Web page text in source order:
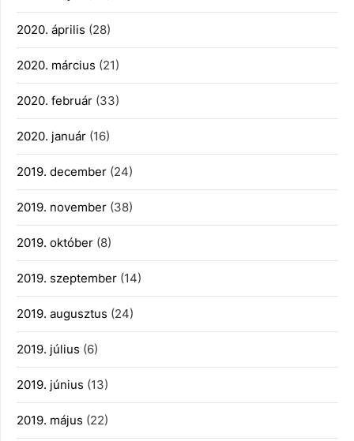
2020. április (28)
2020. március (21)
2020. február (33)
2020. január (16)
2019. december (24)
2019. november (38)
2019. október (8)
2019. szeptember (14)
2019. augusztus (24)
2019. július (6)
2019. június (13)
2019. május (22)